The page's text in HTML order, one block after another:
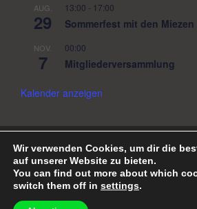
AUG.
29
13:00 - 17:00
Sommerfest mit den Miezen
NOV.
7
00:00
Mitgliederversammlung
Kalender anzeigen
Katzenauffangstation in
Datenschutz
Impressum
Wir verwenden Cookies, um dir die
auf unserer Website zu bieten.
You can find out more about which
switch them off in settings.